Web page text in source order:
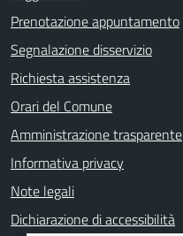
Prenotazione appuntamento
Segnalazione disservizio
Richiesta assistenza
Orari del Comune
Amministrazione trasparente
Informativa privacy
Note legali
Dichiarazione di accessibilità